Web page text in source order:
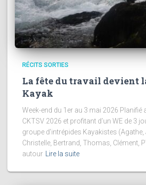
RÉCITS SORTIES
La fête du travail devient
Kayak
Week-end du 1er au 3 mai 2026 Planifié
CKTSV 2026 et profitant d’un WE de 3
groupe d’intrépides Kayakistes (Agathe,
Christelle, Bertrand, Thomas, Clément,
autour Lire la suite